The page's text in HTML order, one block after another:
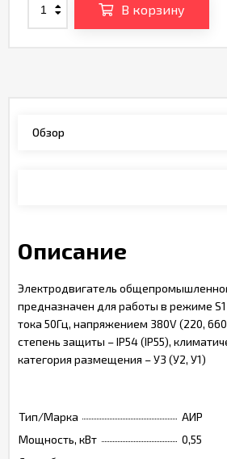
В корзину
Обзор
Описание
Электродвигатель
предназначен для работы в режиме
тока 50Гц, напряжением 380V (220,
степень защиты – IP54 (IP55),
категория размещения – У3 (У2, У1)
Тип/Марка
АИР
Мощность, кВт
0,55